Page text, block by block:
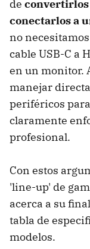
de convertirlos
conectarlos a
no
cable USB-C a
en un monitor.
manejar
periféricos
claramente
profesional.
Con estos
'line-up' de
acerca a su
tabla de
modelos.